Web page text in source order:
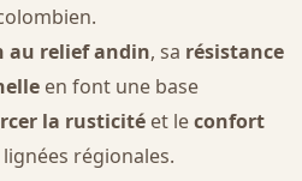
au relief andin, sa résistance
en font une base
la rusticitéet leconfort
régionales.